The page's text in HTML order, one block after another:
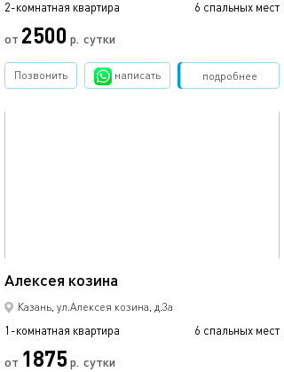
2-комнатная квартира 6 спальных мест
от 2500 р. сутки
подробнее
Позвонить написать Забронировать
Алексея козина
Казань, ул.Алексея козина, д.3а
1-комнатная квартира 6 спальных мест
от 1875р. сутки